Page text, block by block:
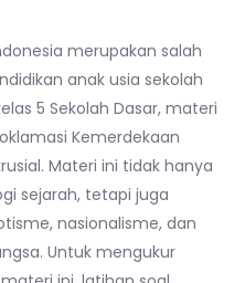
merupakan salah
anak usia sekolah
5 Sekolah Dasar, materi
Kemerdekaan
Materi ini tidak hanya
sejarah, tetapi juga
nasionalisme, dan
Untuk mengukur